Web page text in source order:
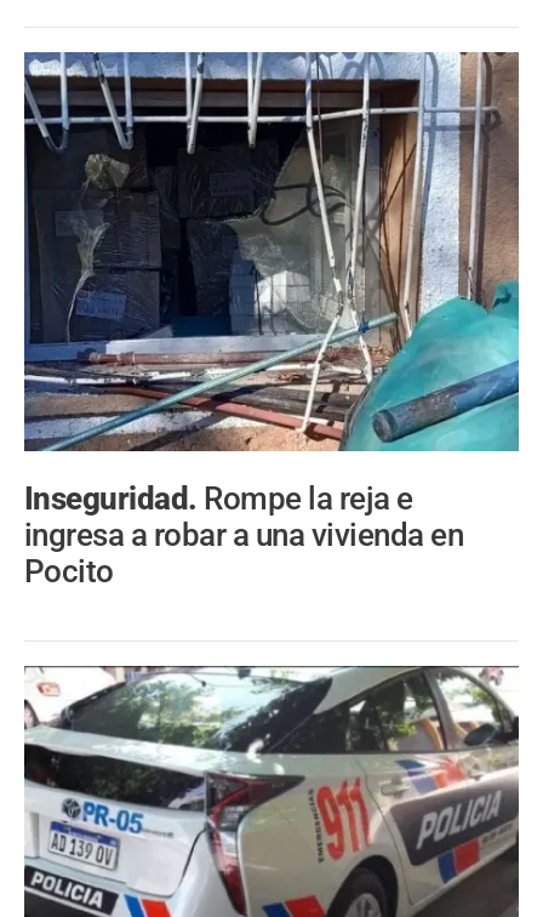
Inseguridad. Rompe la reja e
ingresa a robar a una vivienda en
Pocito